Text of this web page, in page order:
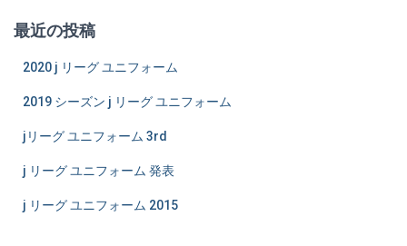
最近の投稿
2020 j リーグ ユニフォーム
2019 シーズン j リーグ ユニフォーム
jリーグ ユニフォーム 3rd
j リーグ ユニフォーム 発表
j リーグ ユニフォーム 2015